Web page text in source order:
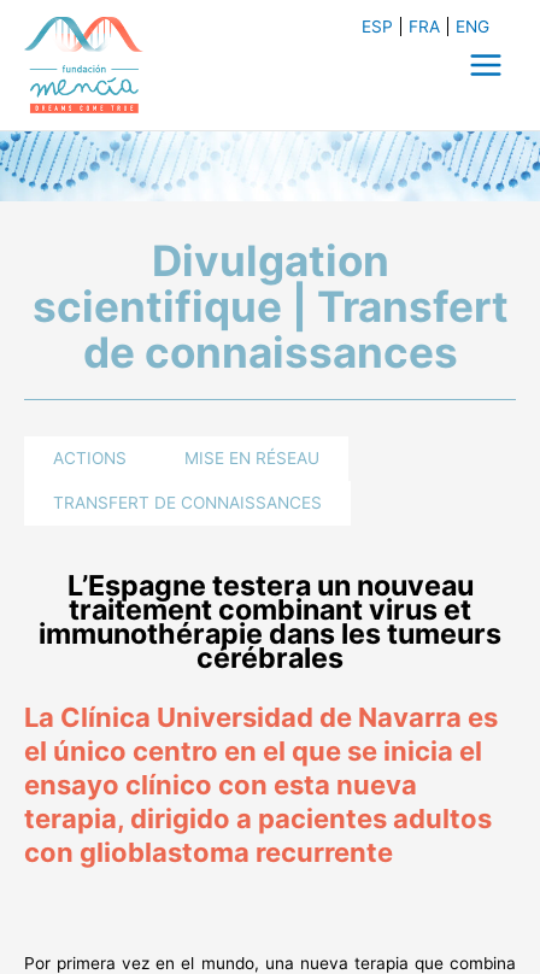
contenu
ESP FRA ENG
Main
Menu
Divulgation
scientifique | Transfert
de connaissances
ACTIONS MISE EN RÉSEAU
TRANSFERT DE CONNAISSANCES
L’Espagne testera un nouveau
traitement combinant virus et
immunothérapie dans les tumeurs
cérébrales
La Clínica Universidad de Navarra es
el único centro en el que se inicia el
ensayo clínico con esta nueva
terapia, dirigido a pacientes adultos
con glioblastoma recurrente
Por primera vez en el mundo, una nueva terapia que combina